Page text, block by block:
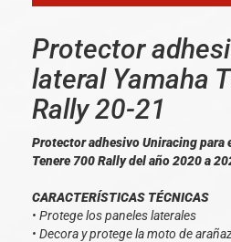
Protector
lateral Yamaha
Rally 20-21
Protector adhesivo Uniracing para
Tenere 700 Rally del año 2020 a
CARACTERÍSTICAS TÉCNICAS
• Protege los paneles laterales
• Decora y protege la moto de